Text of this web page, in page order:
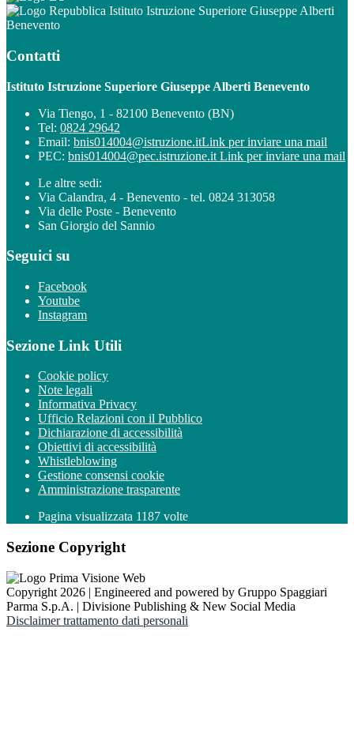
Istituto Istruzione Superiore Giuseppe Alberti
Benevento
Contatti
Istituto Istruzione Superiore Giuseppe Alberti Benevento
Via Tiengo, 1 - 82100 Benevento (BN)
Tel: 0824 29642
Email: bnis014004@istruzione.itLink per inviare una mail
PEC: bnis014004@pec.istruzione.it Link per inviare una mail
Le altre sedi:
Via Calandra, 4 - Benevento - tel. 0824 313058
Via delle Poste - Benevento
San Giorgio del Sannio
Seguici su
Facebook
Youtube
Instagram
Sezione Link Utili
Cookie policy
Note legali
Informativa Privacy
Ufficio Relazioni con il Pubblico
Dichiarazione di accessibilità
Obiettivi di accessibilità
Whistleblowing
Gestione consensi cookie
Amministrazione trasparente
Pagina visualizzata 1187 volte
Sezione Copyright
Copyright 2026 | Engineered and powered by Gruppo Spaggiari
Parma S.p.A. | Divisione Publishing & New Social Media
Disclaimer trattamento dati personali